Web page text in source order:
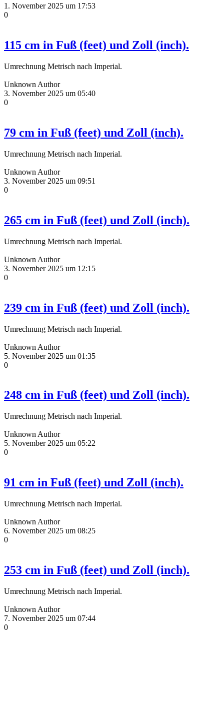
1. November 2025 um 17:53
0
115 cm in Fuß (feet) und Zoll (inch).
Umrechnung Metrisch nach Imperial.
Unknown Author
3. November 2025 um 05:40
0
79 cm in Fuß (feet) und Zoll (inch).
Umrechnung Metrisch nach Imperial.
Unknown Author
3. November 2025 um 09:51
0
265 cm in Fuß (feet) und Zoll (inch).
Umrechnung Metrisch nach Imperial.
Unknown Author
3. November 2025 um 12:15
0
239 cm in Fuß (feet) und Zoll (inch).
Umrechnung Metrisch nach Imperial.
Unknown Author
5. November 2025 um 01:35
0
248 cm in Fuß (feet) und Zoll (inch).
Umrechnung Metrisch nach Imperial.
Unknown Author
5. November 2025 um 05:22
0
91 cm in Fuß (feet) und Zoll (inch).
Umrechnung Metrisch nach Imperial.
Unknown Author
6. November 2025 um 08:25
0
253 cm in Fuß (feet) und Zoll (inch).
Umrechnung Metrisch nach Imperial.
Unknown Author
7. November 2025 um 07:44
0